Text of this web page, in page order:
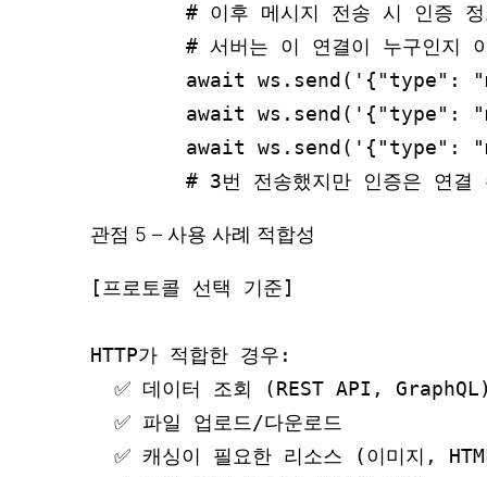
# 이후 메시지 전송 시 인증 정
# 서버는 이 연결이 누구인지
await ws.send('{"type":
await ws.send('{"type":
await ws.send('{"type":
관점 5 – 사용 사례 적합성
[프로토콜 선택 기준]
HTTP가 적합한 경우:
✅ 데이터 조회 (REST API,
  ✅ 파일 업로드/다운로드
✅ 캐싱이 필요한 리소스 (이미지,